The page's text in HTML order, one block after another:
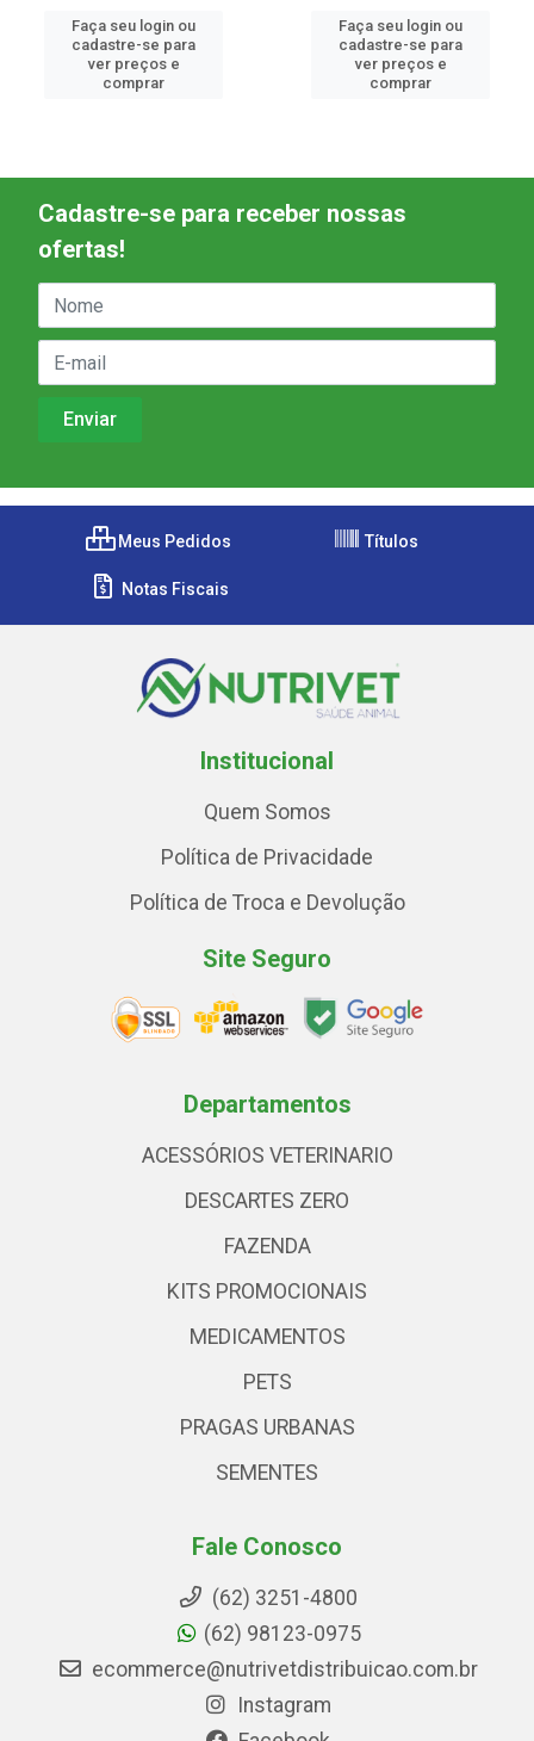
Faça seu login ou
cadastre-se para
ver preços e
comprar
Faça seu login ou
cadastre-se para
ver preços e
comprar
Cadastre-se para receber nossas
ofertas!
Meus Pedidos Títulos
Notas Fiscais
Institucional
Quem Somos
Política de Privacidade
Política de Troca e Devolução
Site Seguro
Departamentos
ACESSÓRIOS VETERINARIO
DESCARTES ZERO
FAZENDA
KITS PROMOCIONAIS
MEDICAMENTOS
PETS
PRAGAS URBANAS
SEMENTES
Fale Conosco
(62) 3251-4800
(62) 98123-0975
ecommerce@nutrivetdistribuicao.com.br
Instagram